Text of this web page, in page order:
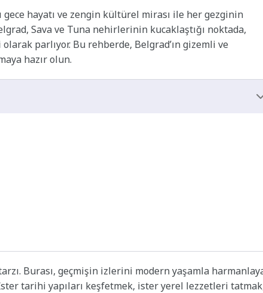
gece hayatı ve zengin kültürel mirası ile her gezginin
Sava ve Tuna nehirlerinin kucaklaştığı noktada,
parlıyor. Bu rehberde, Belgrad’ın gizemli ve
hazır olun.
Burası, geçmişin izlerini modern yaşamla
tarihi yapıları keşfetmek, ister yerel lezzetleri